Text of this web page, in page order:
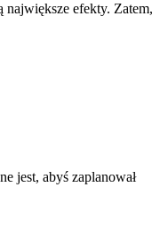
największe efekty. Zatem,
jest, abyś zaplanował